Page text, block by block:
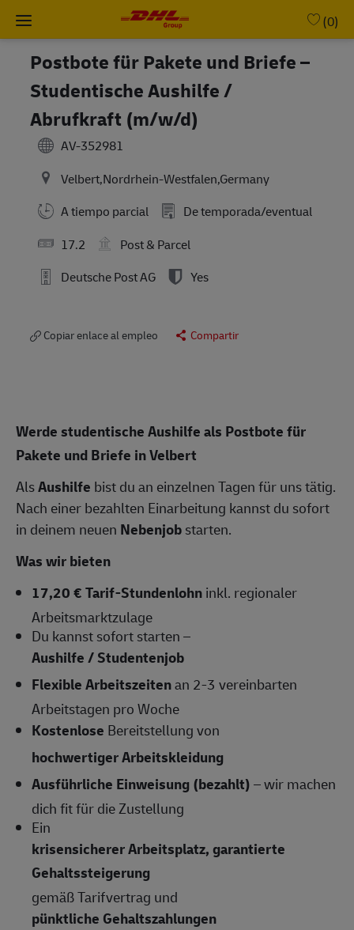
Skip to main content
(0)
Postbote für Pakete und Briefe –
Studentische Aushilfe /
Abrufkraft (m/w/d)
AV-352981
Velbert,Nordrhein-Westfalen,Germany
A tiempo parcial
De temporada/eventual
17.2
Post & Parcel
Deutsche Post AG
Yes
Copiar enlace al empleo Compartir
Werde studentische Aushilfe als Postbote für
Pakete und Briefe in Velbert
AlsAushilfe bist du an einzelnen Tagen für uns tätig.
Nach einer bezahlten Einarbeitung kannst du sofort
in deinem neuen Nebenjobstarten.
Was wir bieten
17,20 € Tarif-Stundenlohninkl. regionaler
Arbeitsmarktzulage
Du kannst sofort starten –
Aushilfe / Studentenjob
Flexible Arbeitszeitenan 2-3 vereinbarten
Arbeitstagen pro Woche
Kostenlose Bereitstellung von
hochwertiger Arbeitskleidung
Ausführliche Einweisung (bezahlt)– wir machen
dich fit für die Zustellung
Ein
krisensicherer Arbeitsplatz, garantierte
Gehaltssteigerung
gemäß Tarifvertrag und
pünktliche Gehaltszahlungen